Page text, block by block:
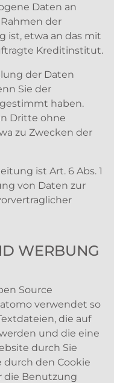
Daten an
der
ist, etwa an das mit
Kreditinstitut.
der Daten
Sie der
haben.
Dritte ohne
zu Zwecken der
ist Art. 6 Abs. 1
von Daten zur
WERBUNG
Source
verwendet so
die auf
und die eine
durch Sie
durch den Cookie
die Benutzung